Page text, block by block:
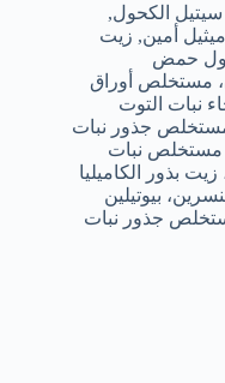
سيتيل الكحول,
أمين, زيت
حمض
مستخلص أوراق
نبات التوت
مستخلص جذور نبات
مستخلص نبات
بذور الكاميليا
بيوتيلين
جذور نبات